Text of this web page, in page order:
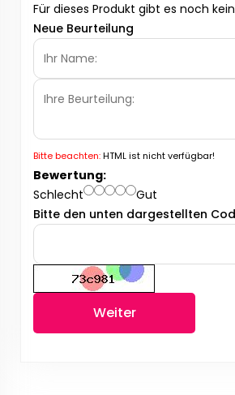
Für dieses Produkt gibt es noch
Neue Beurteilung
Bitte beachten:HTML ist nicht verfügbar!
Bewertung:
Schlecht
Gut
Bitte den unten dargestellten
Weiter